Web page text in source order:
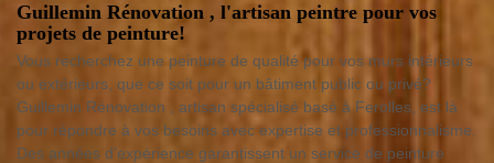
Guillemin Rénovation , l'artisan peintre pour vos
projets de peinture!
Vous recherchez une peinture de qualité pour vos murs intérieurs
ou extérieurs, que ce soit pour un bâtiment public ou privé?
Guillemin Rénovation , artisan spécialisé basé à Ferolles, est là
pour répondre à vos besoins avec expertise et professionnalisme.
Des années d’expérience garantissent un service de peinture